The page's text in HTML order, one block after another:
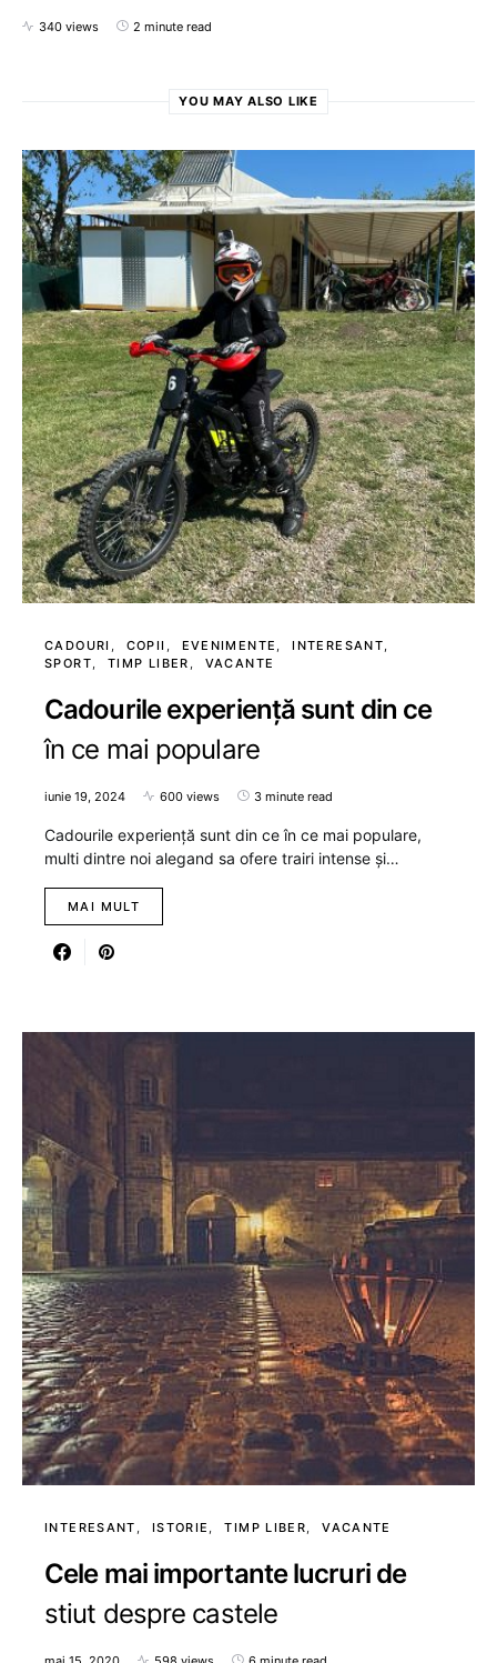
340 views 2 minute read
YOU MAY ALSO LIKE
CADOURI COPII EVENIMENTE
INTERESANT
SPORT
TIMP LIBER VACANTE
Cadourile experiență sunt din ce
în ce mai populare
iunie 19, 2024 600 views 3 minute read
Cadourile experiență sunt din ce în ce mai populare,
multi dintre noi alegand sa ofere trairi intense și…
MAI MULT
INTERESANT ISTORIE TIMP LIBER VACANTE
Cele mai importante lucruri de
stiut despre castele